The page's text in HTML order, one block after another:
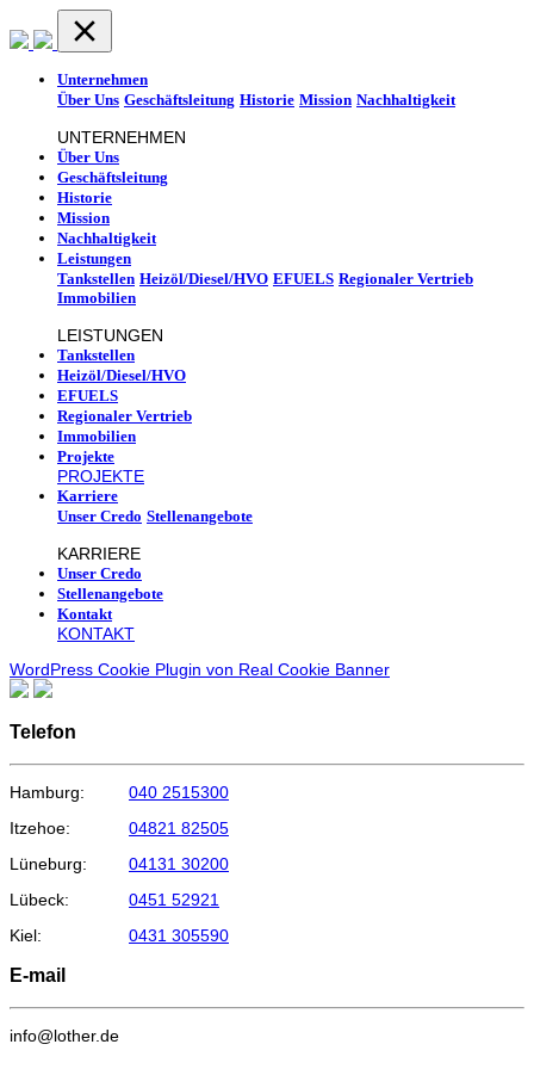
Unternehmen
Über Uns Geschäftsleitung Historie Mission Nachhaltigkeit
UNTERNEHMEN
Über Uns
Geschäftsleitung
Historie
Mission
Nachhaltigkeit
Leistungen
Tankstellen Heizöl/Diesel/HVO EFUELS Regionaler Vertrieb
Immobilien
LEISTUNGEN
Tankstellen
Heizöl/Diesel/HVO
EFUELS
Regionaler Vertrieb
Immobilien
Projekte
PROJEKTE
Karriere
Unser Credo Stellenangebote
KARRIERE
Unser Credo
Stellenangebote
Kontakt
KONTAKT
WordPress Cookie Plugin von Real Cookie Banner
Telefon
Hamburg:
040 2515300
Itzehoe:
04821 82505
Lüneburg:
04131 30200
Lübeck:
0451 52921
Kiel:
0431 305590
E-mail
info@lother.de